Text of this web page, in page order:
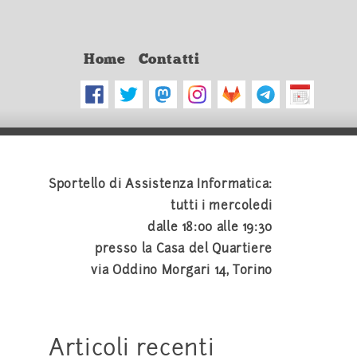
Home Contatti
Sportello di Assistenza Informatica:
tutti i mercoledi
dalle 18:00 alle 19:30
presso la Casa del Quartiere
via Oddino Morgari 14, Torino
Articoli recenti